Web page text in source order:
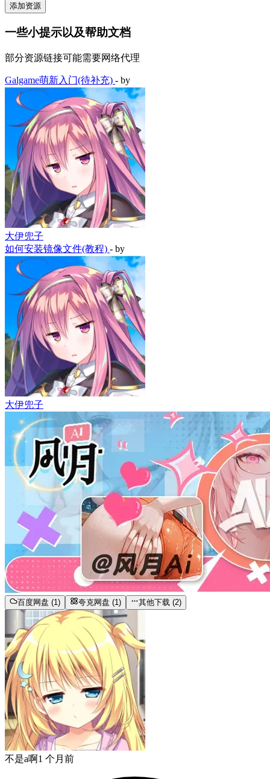
添加资源
一些小提示以及帮助文档
部分资源链接可能需要网络代理
Galgame萌新入门(待补充) - by
大伊兜子
如何安装镜像文件(教程) - by
大伊兜子
百度网盘 (1) 夸克网盘 (1) 其他下载 (2)
不是a啊1 个月前